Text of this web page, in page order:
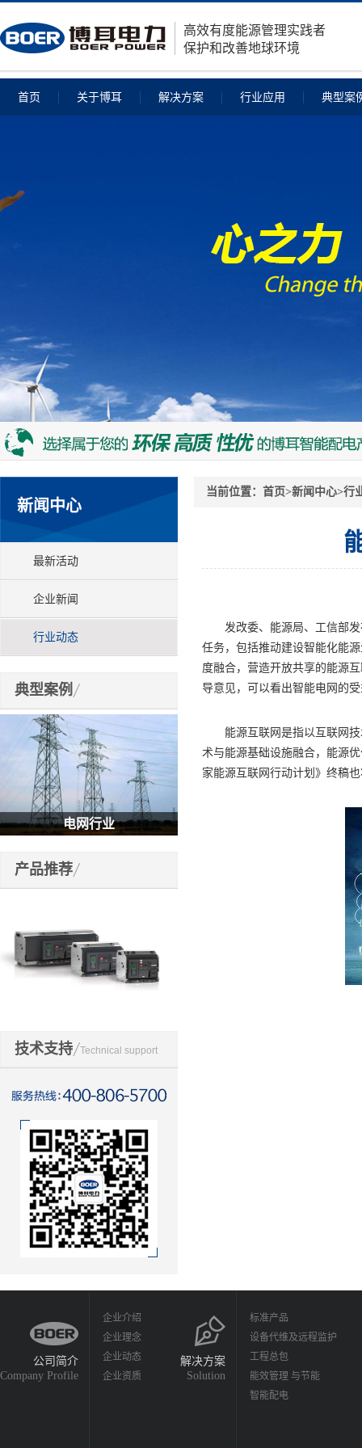
高效有度能源管理实践者
保护和改善地球环境
首页 关于博耳 解决方案 行业应用 典型案
新闻中心
最新活动
企业新闻
行业动态
典型案例
电网行业
产品推荐
技术支持 Technical support
当前位置： 首页>新闻中心>行
发改委、能源局、工信部发
任务，包括推动建设智能化能
度融合，营造开放共享的能源
导意见，可以看出智能电网的
能源互联网是指以互联网技
术与能源基础设施融合，能源
家能源互联网行动计划》终稿
公司简介
Company Profile
企业介绍
企业理念
企业动态
企业资质
解决方案
Solution
标准产品
设备代维及远程监护
工程总包
能效管理 与节能
智能配电